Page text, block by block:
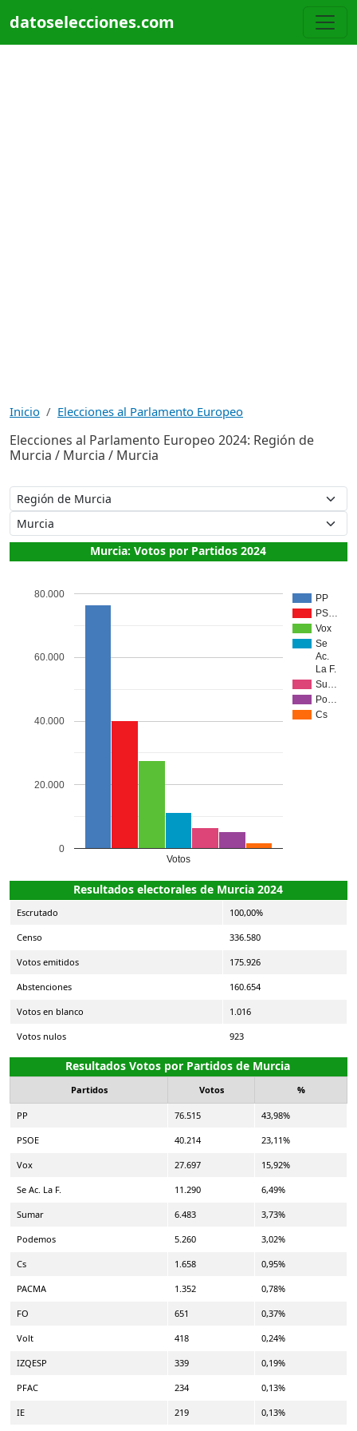
datoselecciones.com
Inicio Elecciones al Parlamento Europeo
Elecciones al Parlamento Europeo 2024: Región de
Murcia / Murcia / Murcia
Murcia: Votos por Partidos 2024
PP
PS…
Vox
Se
Ac.
La F.
Su…
Po…
Cs
Votos
0
20.000
40.000
60.000
80.000
Resultados electorales de Murcia 2024
Escrutado 100,00%
Censo 336.580
Votos emitidos 175.926
Abstenciones 160.654
Votos en blanco 1.016
Votos nulos 923
Resultados Votos por Partidos de Murcia
Partidos Votos %
PP 76.515 43,98%
PSOE 40.214 23,11%
Vox 27.697 15,92%
Se Ac. La F. 11.290 6,49%
Sumar 6.483 3,73%
Podemos 5.260 3,02%
Cs 1.658 0,95%
PACMA 1.352 0,78%
FO 651 0,37%
Volt 418 0,24%
IZQESP 339 0,19%
PFAC 234 0,13%
IE 219 0,13%